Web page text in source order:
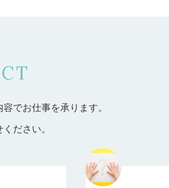
容でお仕事を承ります。
ださい。